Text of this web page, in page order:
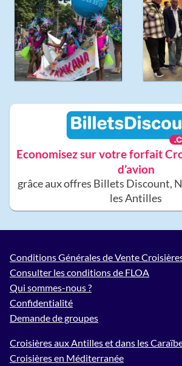
Economisez sur votre forfait
d’avion
grâce aux offres Billets Discount,
les Antilles
Conditions Générales de Vente
Consulter les conditions de FLOA
Qui sommes-nous ?
Confidentialité
Demande de groupes
Croisières aux Antilles et dans les
Croisières en Méditerranée